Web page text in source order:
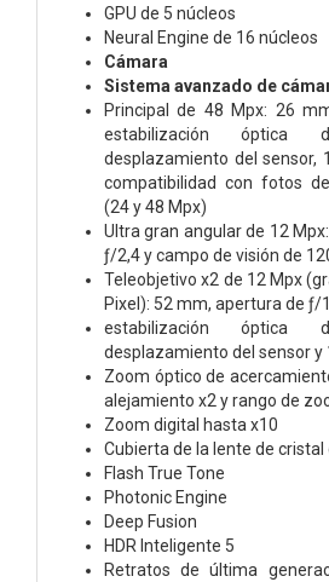
GPU de 5 núcleos
Neural Engine de 16 núcleos
Cámara
Sistema avanzado de
Principal de 48 Mpx: 26
estabili­zación
desplazamiento del sensor,
compati­bilidad con fotos
(24 y 48 Mpx)
Ultra gran angular de 12
ƒ/2,4 y campo de visión de
Teleobjetivo x2 de 12 Mpx
Pixel): 52 mm, apertura de ƒ/
estabili­zación
desplazamiento del sensor y
Zoom óptico de
alejamiento x2 y rango de
Zoom digital hasta x10
Cubierta de la lente de cristal
Flash True Tone
Photonic Engine
Deep Fusion
HDR Inteligente 5
Retratos de última